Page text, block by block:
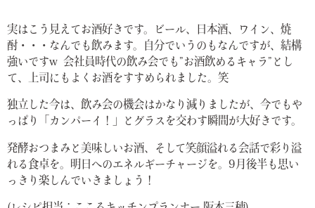
実はこう見えてお酒好きです。ビール、日本酒、ワイン、焼
酎・・・なんでも飲みます。自分でいうのもなんですが、結構
強いですw 会社員時代の飲み会でも”お酒飲めるキャラ”とし
て、上司にもよくお酒をすすめられました。笑
独立した今は、飲み会の機会はかなり減りましたが、今でもや
っぱり「カンパーイ！」とグラスを交わす瞬間が大好きです。
発酵おつまみと美味しいお酒、そして笑顔溢れる会話で彩り溢
れる食卓を。明日へのエネルギーチャージを。9月後半も思い
っきり楽しんでいきましょう！